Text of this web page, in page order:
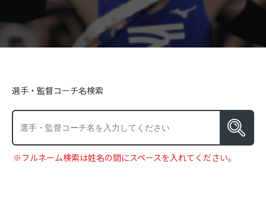
選手・監督コーチ名検索
※フルネーム検索は姓名の間にスペースを入れてください。